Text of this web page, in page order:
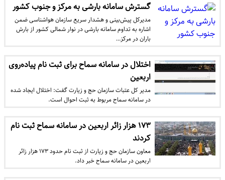
گسترش سامانه بارشی به مرکز و جنوب کشور
مدیرکل پیش‌بینی و هشدار سریع سازمان هواشناسی ضمن
اشاره به تداوم سامانه بارشی در نوار شمالی کشور از بارش
باران در مرکز…
اختلال در سامانه سماح برای ثبت نام پیاده‌روی
اربعین
مدیر کل عتبات سازمان حج و زیارت گفت: اختلال ایجاد شده
در سامانه سماح مربوط به ثبت احوال است.
۱۷۳ هزار زائر اربعین در سامانه سماح ثبت نام
کردند
معاون سازمان حج و زیارت از ثبت نام حدود ۱۷۳ هزار زائر
اربعین در سامانه سماح خبر داد.